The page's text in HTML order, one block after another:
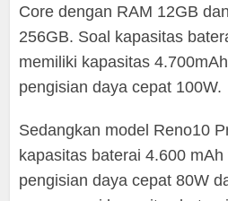
Core dengan RAM 12GB
256GB. Soal kapasitas
memiliki kapasitas
pengisian daya cepat 100W.
Sedangkan model Reno10
kapasitas baterai 4.600
pengisian daya cepat 80W